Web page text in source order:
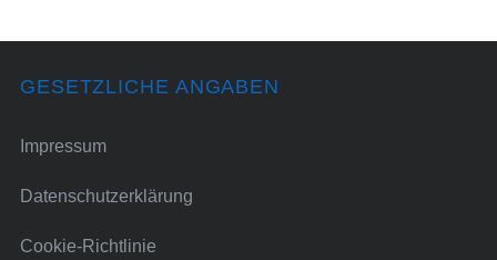
GESETZLICHE ANGABEN
Impressum
Datenschutzerklärung
Cookie-Richtlinie